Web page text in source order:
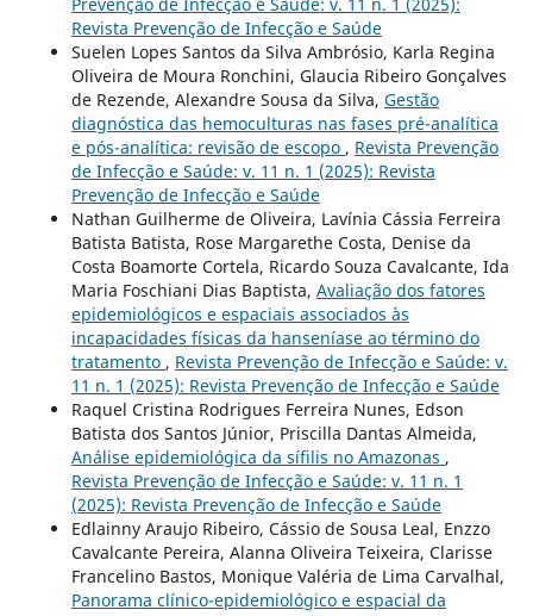
Revista Prevenção de Infecção e Saúde
Suelen Lopes Santos da Silva Ambrósio, Karla Regina
Oliveira de Moura Ronchini, Glaucia Ribeiro Gonçalves
de Rezende, Alexandre Sousa da Silva, Gestão
diagnóstica das hemoculturas nas fases pré-analítica
e pós-analítica: revisão de escopo , Revista Prevenção
de Infecção e Saúde: v. 11 n. 1 (2025): Revista
Prevenção de Infecção e Saúde
Nathan Guilherme de Oliveira, Lavínia Cássia Ferreira
Batista Batista, Rose Margarethe Costa, Denise da
Costa Boamorte Cortela, Ricardo Souza Cavalcante, Ida
Maria Foschiani Dias Baptista, Avaliação dos fatores
epidemiológicos e espaciais associados às
incapacidades físicas da hanseníase ao término do
tratamento , Revista Prevenção de Infecção e Saúde: v.
11 n. 1 (2025): Revista Prevenção de Infecção e Saúde
Raquel Cristina Rodrigues Ferreira Nunes, Edson
Batista dos Santos Júnior, Priscilla Dantas Almeida,
Análise epidemiológica da sífilis no Amazonas ,
Revista Prevenção de Infecção e Saúde: v. 11 n. 1
(2025): Revista Prevenção de Infecção e Saúde
Edlainny Araujo Ribeiro, Cássio de Sousa Leal, Enzzo
Cavalcante Pereira, Alanna Oliveira Teixeira, Clarisse
Francelino Bastos, Monique Valéria de Lima Carvalhal,
Panorama clínico-epidemiológico e espacial da